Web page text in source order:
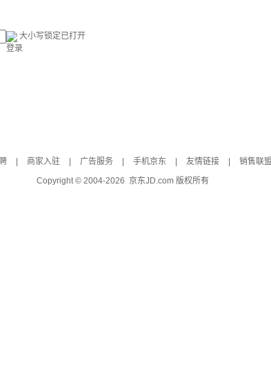
大小写锁定已打开
登录
商家入驻 广告服务 手机京东 友情链接 销售联盟
Copyright © 2004-2026 京东JD.com 版权所有